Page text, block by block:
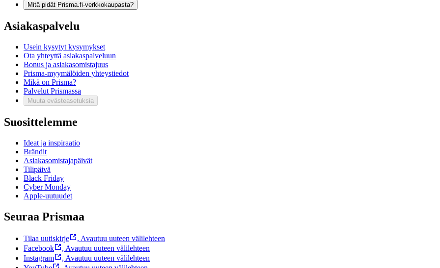
Mitä pidät Prisma.fi-verkkokaupasta?
Asiakaspalvelu
Usein kysytyt kysymykset
Ota yhteyttä asiakaspalveluun
Bonus ja asiakasomistajuus
Prisma-myymälöiden yhteystiedot
Mikä on Prisma?
Palvelut Prismassa
Muuta evästeasetuksia
Suosittelemme
Ideat ja inspiraatio
Brändit
Asiakasomistajapäivät
Tilipäivä
Black Friday
Cyber Monday
Apple-uutuudet
Seuraa Prismaa
Tilaa uutiskirje , Avautuu uuteen välilehteen
Facebook
, Avautuu uuteen välilehteen
Instagram
, Avautuu uuteen välilehteen